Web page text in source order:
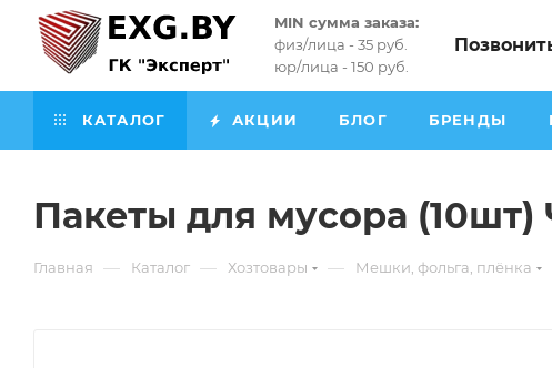
MIN сумма заказа:
физ/лица - 35 руб.
юр/лица - 150 руб.
КАТАЛОГ АКЦИИ БЛОГ БРЕНДЫ
Пакеты для мусора
Главная — Каталог — Хозтовары — Мешки, фольга, плёнка